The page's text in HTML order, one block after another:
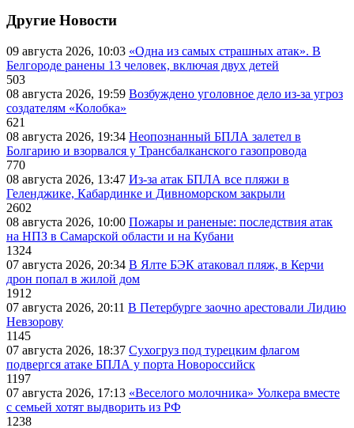
Другие Новости
09 августа 2026, 10:03 «Одна из самых страшных атак». В
Белгороде ранены 13 человек, включая двух детей
503
08 августа 2026, 19:59 Возбуждено уголовное дело из-за угроз
создателям «Колобка»
621
08 августа 2026, 19:34 Неопознанный БПЛА залетел в
Болгарию и взорвался у Трансбалканского газопровода
770
08 августа 2026, 13:47 Из-за атак БПЛА все пляжи в
Геленджике, Кабардинке и Дивноморском закрыли
2602
08 августа 2026, 10:00 Пожары и раненые: последствия атак
на НПЗ в Самарской области и на Кубани
1324
07 августа 2026, 20:34 В Ялте БЭК атаковал пляж, в Керчи
дрон попал в жилой дом
1912
07 августа 2026, 20:11 В Петербурге заочно арестовали Лидию
Невзорову
1145
07 августа 2026, 18:37 Сухогруз под турецким флагом
подвергся атаке БПЛА у порта Новороссийск
1197
07 августа 2026, 17:13 «Веселого молочника» Уолкера вместе
с семьей хотят выдворить из РФ
1238